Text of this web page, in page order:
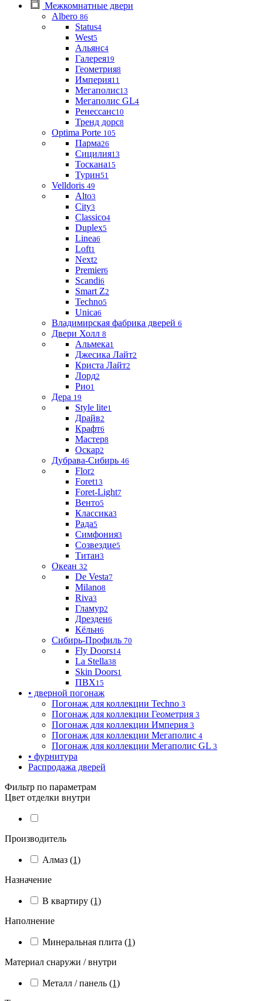
Межкомнатные двери
Albero 86
Status4
West5
Альянс4
Галерея19
Геометрия8
Империя11
Мегаполис13
Мегаполис GL4
Ренессанс10
Тренд дорс8
Optima Porte 105
Парма26
Сицилия13
Тоскана15
Турин51
Velldoris 49
Alto3
City3
Classico4
Duplex5
Linea6
Loft1
Next2
Premier6
Scandi6
Smart Z2
Techno5
Unica6
Владимирская фабрика дверей 6
Двери Холл 8
Альмека1
Джесика Лайт2
Криста Лайт2
Лорд2
Рио1
Дера 19
Style lite1
Драйв2
Крафт6
Мастер8
Оскар2
Дубрава-Сибирь 46
Flor2
Foret13
Foret-Light7
Венто5
Классика3
Рада5
Симфония3
Созвездие5
Титан3
Океан 32
De Vesta7
Milano8
Riva3
Гламур2
Дрезден6
Кёльн6
Сибирь-Профиль 70
Fly Doors14
La Stella38
Skin Doors1
ПВХ15
• дверной погонаж
Погонаж для коллекции Techno 3
Погонаж для коллекции Геометрия 3
Погонаж для коллекции Империя 3
Погонаж для коллекции Мегаполис 4
Погонаж для коллекции Мегаполис GL 3
• фурнитура
Распродажа дверей
Фильтр по параметрам
Цвет отделки внутри
Производитель
Алмаз (1)
Назначение
В квартиру (1)
Наполнение
Минеральная плита (1)
Материал снаружи / внутри
Металл / панель (1)